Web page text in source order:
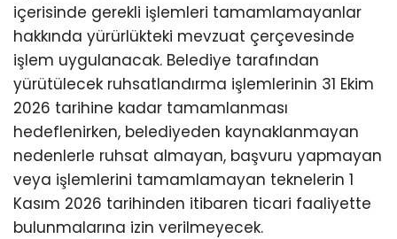
içerisinde gerekli işlemleri tamamlamayanlar
hakkında yürürlükteki mevzuat çerçevesinde
işlem uygulanacak. Belediye tarafından
yürütülecek ruhsatlandırma işlemlerinin 31 Ekim
2026 tarihine kadar tamamlanması
hedeflenirken, belediyeden kaynaklanmayan
nedenlerle ruhsat almayan, başvuru yapmayan
veya işlemlerini tamamlamayan teknelerin 1
Kasım 2026 tarihinden itibaren ticari faaliyette
bulunmalarına izin verilmeyecek.